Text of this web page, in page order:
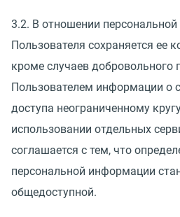
3.2. В отношении
Пользователя сохраняется ее
кроме случаев добровольного
Пользователем информации о
доступа неограниченному
использовании отдельных
соглашается с тем, что
персональной информации
общедоступной.